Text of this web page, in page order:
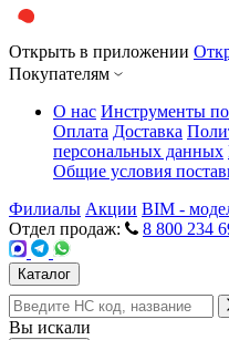
Открыть в приложении
Покупателям
О нас Инструменты
Оплата Доставка
персональных данных
Общие условия
Филиалы Акции BIM -
Отдел продаж:
8 800 234
Каталог
Вы искали